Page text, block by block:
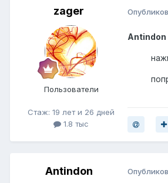
zager
Пользователи
Стаж: 19 лет и 26 дней
1.8 тыс
Antindon
Antindon